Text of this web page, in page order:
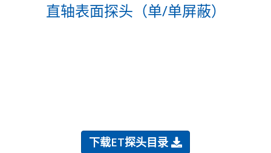
直轴表面探头（单/单屏蔽）
下载ET探头目录